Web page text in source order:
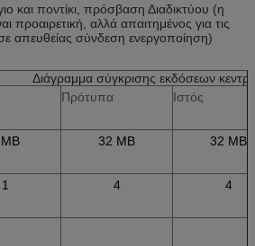
και ποντίκι, πρόσβαση Διαδικτύου (η
προαιρετική, αλλά απαιτημένος για τις
απευθείας σύνδεση ενεργοποίηση)
Διάγραμμα σύγκρισης εκδόσεων
Πρότυπα Ιστός
ΜΒ 32 ΜΒ 32 ΜΒ
1 4 4